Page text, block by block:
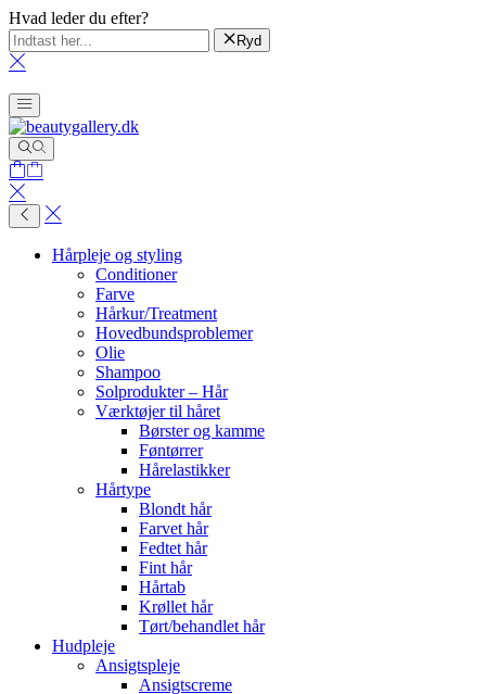
Hvad leder du efter?
Ryd
Hårpleje og styling
Conditioner
Farve
Hårkur/Treatment
Hovedbundsproblemer
Olie
Shampoo
Solprodukter – Hår
Værktøjer til håret
Børster og kamme
Føntørrer
Hårelastikker
Hårtype
Blondt hår
Farvet hår
Fedtet hår
Fint hår
Hårtab
Krøllet hår
Tørt/behandlet hår
Hudpleje
Ansigtspleje
Ansigtscreme